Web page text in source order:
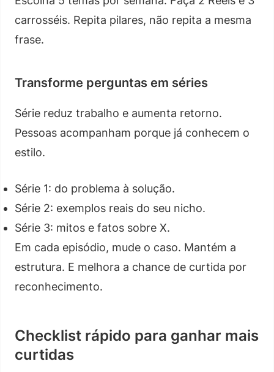
carrosséis. Repita pilares, não repita a mesma
frase.
Transforme perguntas em séries
Série reduz trabalho e aumenta retorno.
Pessoas acompanham porque já conhecem o
estilo.
Série 1: do problema à solução.
Série 2: exemplos reais do seu nicho.
Série 3: mitos e fatos sobre X.
Em cada episódio, mude o caso. Mantém a
estrutura. E melhora a chance de curtida por
reconhecimento.
Checklist rápido para ganhar mais
curtidas